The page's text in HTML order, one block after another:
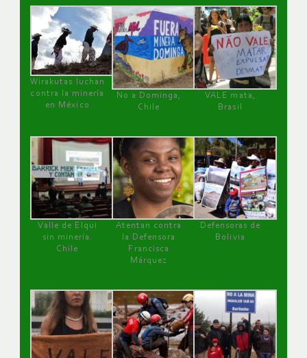
Wirakutas luchan
contra la minería
en México
No a Dominga,
Chile
VALE mata,
Brasil
Valle de Elqui
sin minería.
Chile
Atentan contra
la Defensora
Francisca
Márquez
Defensoras de
Bolivia